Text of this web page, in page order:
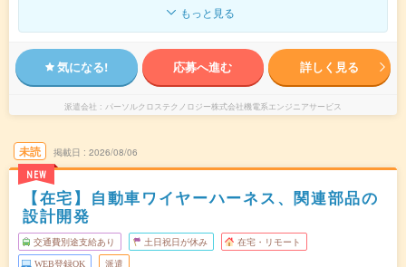
もっと見る
気になる! 応募へ進む 詳しく見る
派遣会社 パーソルクロステクノロジー株式会社機電系エンジニアサービス
未読
NEW
掲載日 2026/08/06
【在宅】自動車ワイヤーハーネス、関連部品の
設計開発
交通費別途支給あり 土日祝日が休み 在宅・リモート
WEB登録OK 派遣